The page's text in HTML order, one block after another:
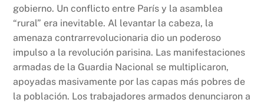
gobierno. Un conflicto entre París y la asamblea
“rural” era inevitable. Al levantar la cabeza, la
amenaza contrarrevolucionaria dio un poderoso
impulso a la revolución parisina. Las manifestaciones
armadas de la Guardia Nacional se multiplicaron,
apoyadas masivamente por las capas más pobres de
la población. Los trabajadores armados denunciaron a